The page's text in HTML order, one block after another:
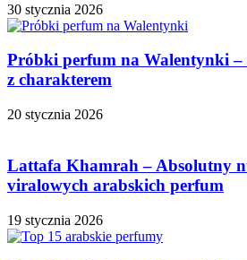
30 stycznia 2026
Próbki perfum na Walentynki
z charakterem
20 stycznia 2026
Lattafa Khamrah – Absolutny
viralowych arabskich perfum
19 stycznia 2026